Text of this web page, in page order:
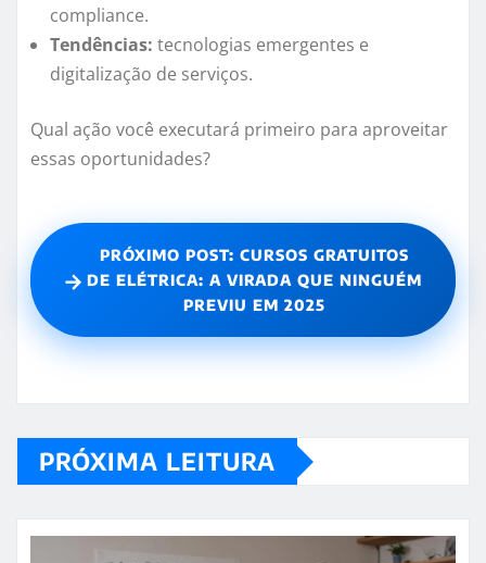
compliance.
Tendências: tecnologias emergentes e
digitalização de serviços.
Qual ação você executará primeiro para aproveitar
essas oportunidades?
→
PRÓXIMO POST: CURSOS GRATUITOS
DE ELÉTRICA: A VIRADA QUE NINGUÉM
PREVIU EM 2025
PRÓXIMA LEITURA